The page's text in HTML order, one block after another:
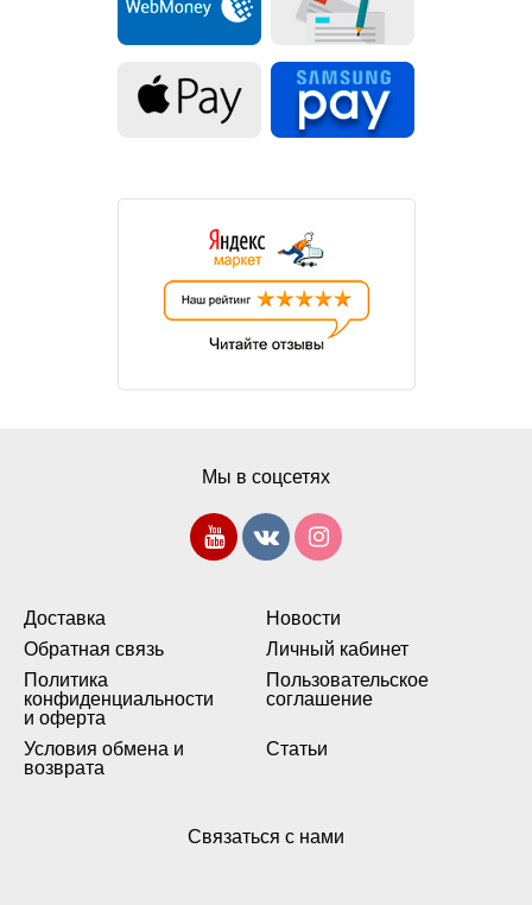
Доставка
Новости
Обратная связь
Личный кабинет
Политика
конфиденциальности
и оферта
Пользовательское
соглашение
Условия обмена и
возврата
Статьи
Мы в соцсетях
Связаться с нами